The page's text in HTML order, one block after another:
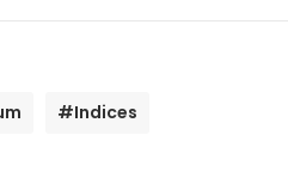
#Indices